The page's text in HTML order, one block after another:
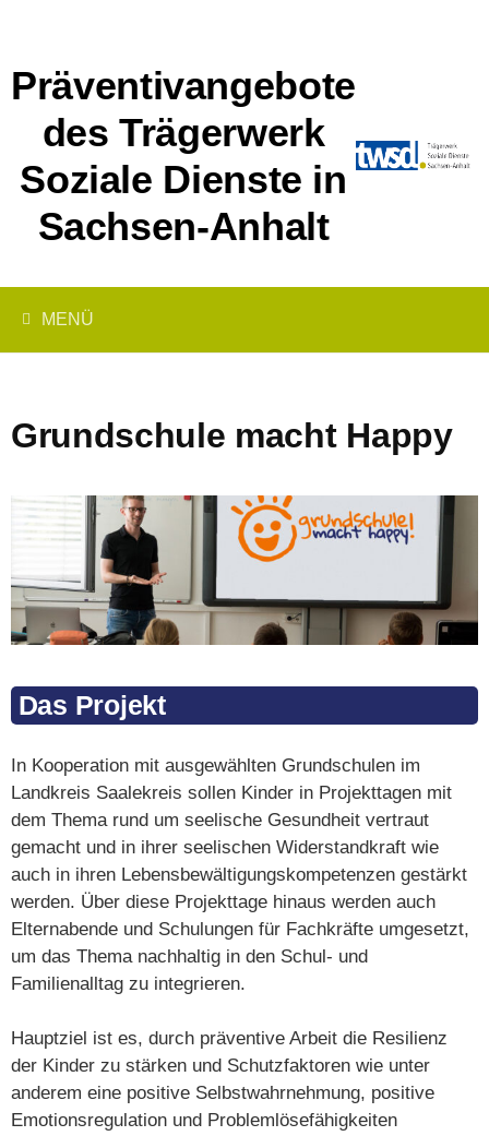
Inhalt
Präventivangebote
des Trägerwerk
Soziale Dienste in
Sachsen-Anhalt
MENÜ
Grundschule macht Happy
Das Projekt
In Kooperation mit ausgewählten Grundschulen im
Landkreis Saalekreis sollen Kinder in Projekttagen mit
dem Thema rund um seelische Gesundheit vertraut
gemacht und in ihrer seelischen Widerstandkraft wie
auch in ihren Lebensbewältigungskompetenzen gestärkt
werden. Über diese Projekttage hinaus werden auch
Elternabende und Schulungen für Fachkräfte umgesetzt,
um das Thema nachhaltig in den Schul- und
Familienalltag zu integrieren.
Hauptziel ist es, durch präventive Arbeit die Resilienz
der Kinder zu stärken und Schutzfaktoren wie unter
anderem eine positive Selbstwahrnehmung, positive
Emotionsregulation und Problemlösefähigkeiten